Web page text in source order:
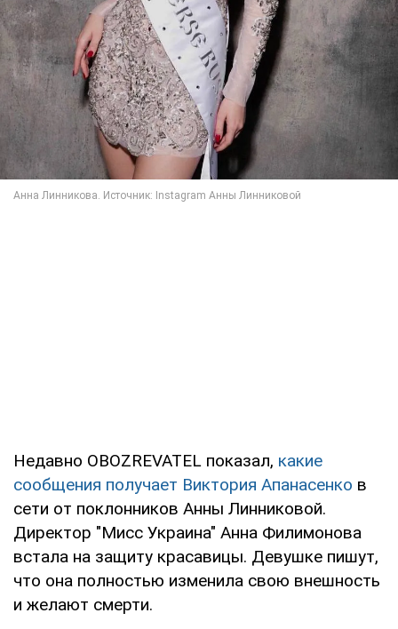
Недавно OBOZREVATEL показал, какие
сообщения получает Виктория Апанасенко в
сети от поклонников Анны Линниковой.
Директор "Мисс Украина" Анна Филимонова
встала на защиту красавицы. Девушке пишут,
что она полностью изменила свою внешность
и желают смерти.